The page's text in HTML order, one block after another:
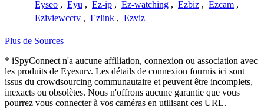
Eyseo , Eyu , Ez-ip , Ez-watching , Ezbiz , Ezcam ,
Eziviewcctv , Ezlink , Ezviz
Plus de Sources
* iSpyConnect n'a aucune affiliation, connexion ou association avec
les produits de Eyesurv. Les détails de connexion fournis ici sont
issus du crowdsourcing communautaire et peuvent être incomplets,
inexacts ou obsolètes. Nous n'offrons aucune garantie que vous
pourrez vous connecter à vos caméras en utilisant ces URL.